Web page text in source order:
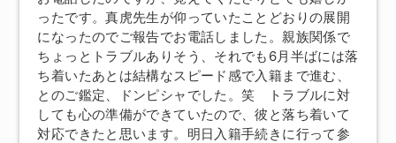
ったです。真虎先生が仰っていたことどおりの展開
になったのでご報告でお電話しました。親族関係で
ちょっとトラブルありそう、それでも6月半ばには落
ち着いたあとは結構なスピード感で入籍まで進む、
とのご鑑定、ドンピシャでした。笑 トラブルに対
しても心の準備ができていたので、彼と落ち着いて
対応できたと思います。明日入籍手続きに行って参